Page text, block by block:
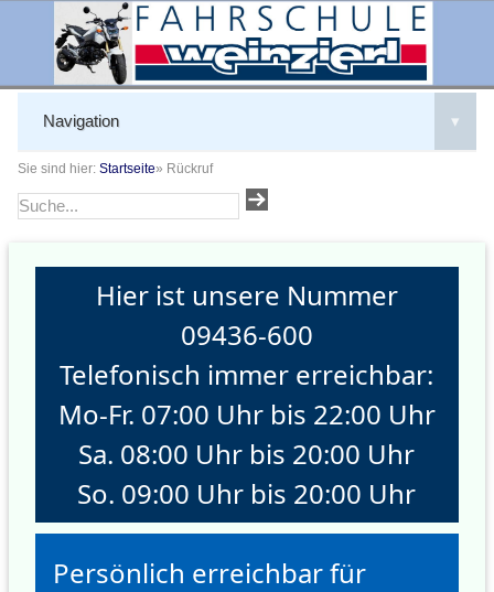
Navigation ▾
Sie sind hier: Startseite» Rückruf
Hier ist unsere Nummer
09436-600
Telefonisch immer erreichbar:
Mo-Fr. 07:00 Uhr bis 22:00 Uhr
Sa. 08:00 Uhr bis 20:00 Uhr
So. 09:00 Uhr bis 20:00 Uhr
Persönlich erreichbar für